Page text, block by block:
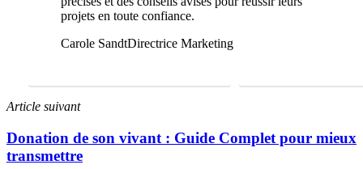
projets en toute confiance.
Carole SandtDirectrice Marketing
Article suivant
Donation de son vivant : Guide Complet pour mieux
transmettre